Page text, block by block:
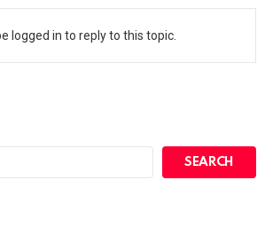
logged in to reply to this topic.
SEARCH